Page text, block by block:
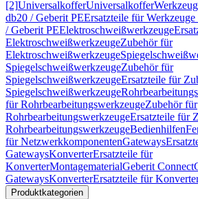
[2]UniversalkofferUniversalkoffer
db20 / Geberit PEErsatzteile für
/ Geberit PEElektroschweißwerkzeuge
ElektroschweißwerkzeugeZubehör für
Elektroschweißwerkzeuge
SpiegelschweißwerkzeugeZubehör für
SpiegelschweißwerkzeugeErsatzteile für
Spiegelschweißwerkzeuge
für RohrbearbeitungswerkzeugeZubehör für
RohrbearbeitungswerkzeugeErsatzteile für
RohrbearbeitungswerkzeugeBedienhilfen
für NetzwerkkomponentenGateways
GatewaysKonverterErsatzteile für
KonverterMontagematerialGeberit Connect
GatewaysKonverterErsatzteile für
Produktkategorien